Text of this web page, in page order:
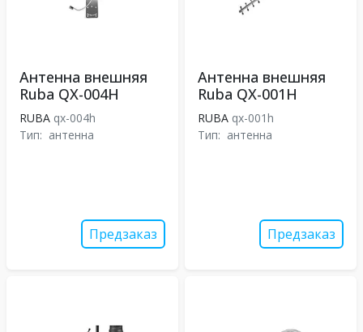
Антенна внешняя
Ruba QX-004H
RUBA qx-004h
Тип: антенна
Предзаказ
Антенна внешняя
Ruba QX-001H
RUBA qx-001h
Тип: антенна
Предзаказ